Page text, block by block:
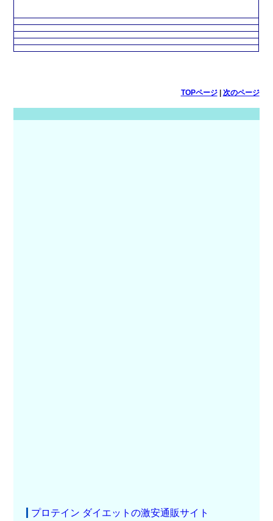
TOPページ| 次のページ
プロテイン ダイエットの激安通販サイト